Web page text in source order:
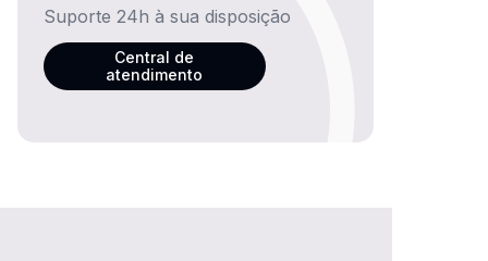
Suporte 24h à sua disposição
Central de
atendimento